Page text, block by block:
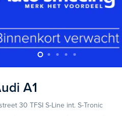
A1
30 TFSI S-Line int. S-Tronic